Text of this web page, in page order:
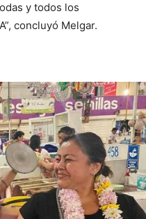
y todos los
concluyó Melgar.